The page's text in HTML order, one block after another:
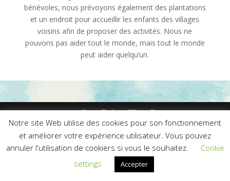
bénévoles, nous prévoyons également des plantations
et un endroit pour accueillir les enfants des villages
voisins afin de proposer des activités. Nous ne
pouvons pas aider tout le monde, mais tout le monde
peut aider quelqu’un.
Design deElegant Themes| Propulsé par
WordPress
Notre site Web utilise des cookies pour son fonctionnement
et améliorer votre expérience utilisateur. Vous pouvez
annuler l'utilisation de cookiers si vous le souhaitez.
Cookie
settings
Accepter